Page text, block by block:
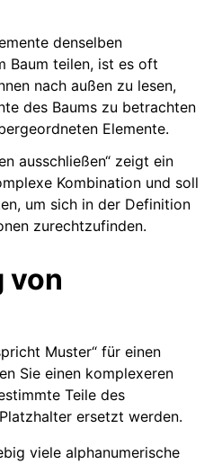
denselben
Baum teilen, ist es oft
nach außen zu lesen,
des Baums zu betrachten
Elemente.
ausschließen“ zeigt ein
Kombination und soll
um sich in der Definition
zurechtzufinden.
von
Muster“ für einen
Sie einen komplexeren
Teile des
ersetzt werden.
viele alphanumerische